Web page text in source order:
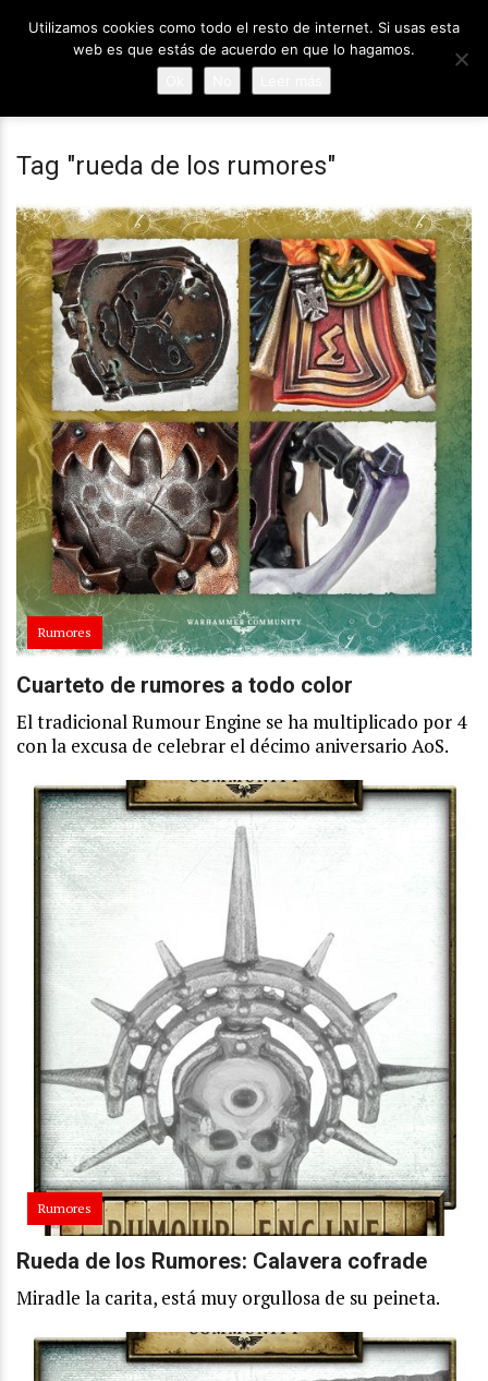
Tag "rueda de los rumores"
Rumores
Cuarteto de rumores a todo color
El tradicional Rumour Engine se ha multiplicado por 4
con la excusa de celebrar el décimo aniversario AoS.
Rumores
Rueda de los Rumores: Calavera cofrade
Miradle la carita, está muy orgullosa de su peineta.
Utilizamos cookies como todo el resto de internet. Si usas esta
web es que estás de acuerdo en que lo hagamos.